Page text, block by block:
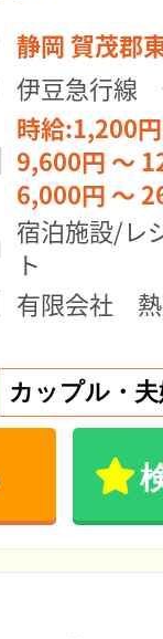
静岡 賀茂郡
伊豆急行線
時給:1,200
9,600円 ～
6,000円 ～
宿泊施設/レ
ト
有限会社
カップル・